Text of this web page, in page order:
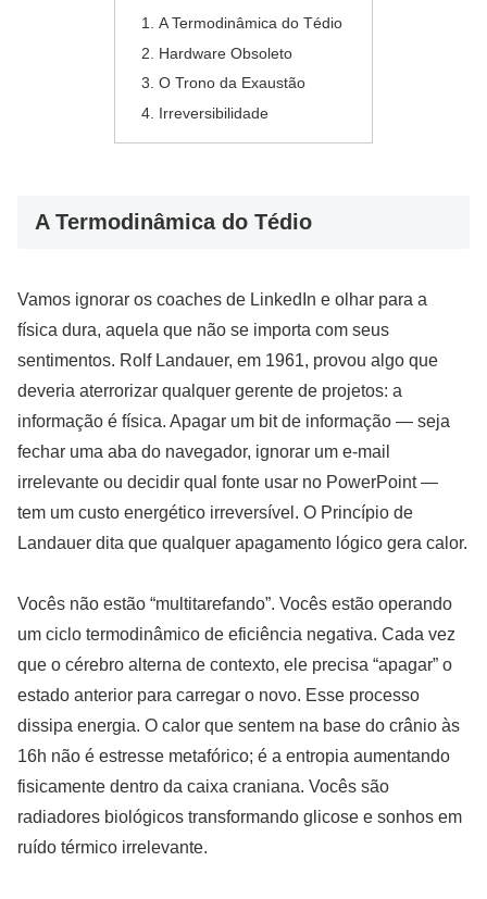
A Termodinâmica do Tédio
Hardware Obsoleto
O Trono da Exaustão
Irreversibilidade
A Termodinâmica do Tédio
Vamos ignorar os coaches de LinkedIn e olhar para a
física dura, aquela que não se importa com seus
sentimentos. Rolf Landauer, em 1961, provou algo que
deveria aterrorizar qualquer gerente de projetos: a
informação é física. Apagar um bit de informação — seja
fechar uma aba do navegador, ignorar um e-mail
irrelevante ou decidir qual fonte usar no PowerPoint —
tem um custo energético irreversível. O Princípio de
Landauer dita que qualquer apagamento lógico gera calor.
Vocês não estão “multitarefando”. Vocês estão operando
um ciclo termodinâmico de eficiência negativa. Cada vez
que o cérebro alterna de contexto, ele precisa “apagar” o
estado anterior para carregar o novo. Esse processo
dissipa energia. O calor que sentem na base do crânio às
16h não é estresse metafórico; é a entropia aumentando
fisicamente dentro da caixa craniana. Vocês são
radiadores biológicos transformando glicose e sonhos em
ruído térmico irrelevante.